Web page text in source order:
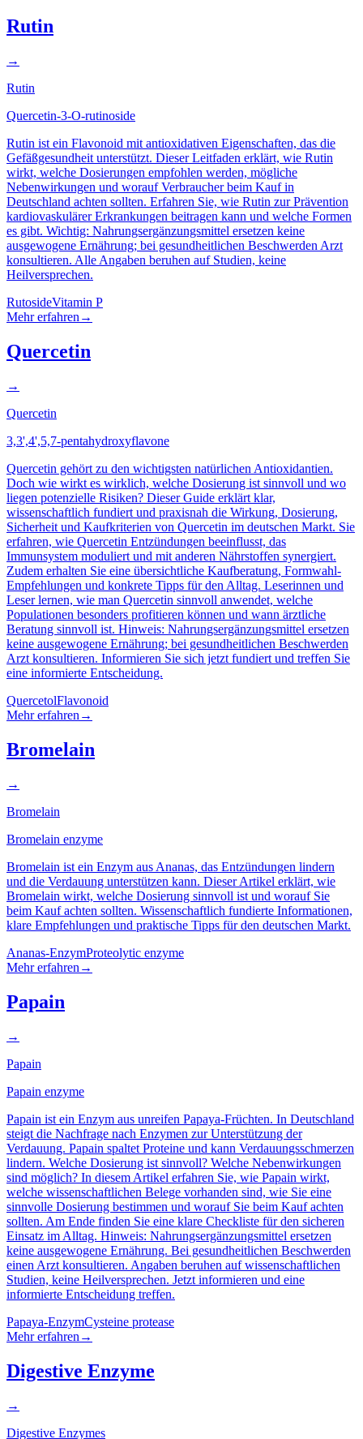
Rutin
→
Rutin
Quercetin-3-O-rutinoside
Rutin ist ein Flavonoid mit antioxidativen Eigenschaften, das die
Gefäßgesundheit unterstützt. Dieser Leitfaden erklärt, wie Rutin
wirkt, welche Dosierungen empfohlen werden, mögliche
Nebenwirkungen und worauf Verbraucher beim Kauf in
Deutschland achten sollten. Erfahren Sie, wie Rutin zur Prävention
kardiovaskulärer Erkrankungen beitragen kann und welche Formen
es gibt. Wichtig: Nahrungsergänzungsmittel ersetzen keine
ausgewogene Ernährung; bei gesundheitlichen Beschwerden Arzt
konsultieren. Alle Angaben beruhen auf Studien, keine
Heilversprechen.
RutosideVitamin P
Mehr erfahren →
Quercetin
→
Quercetin
3,3',4',5,7-pentahydroxyflavone
Quercetin gehört zu den wichtigsten natürlichen Antioxidantien.
Doch wie wirkt es wirklich, welche Dosierung ist sinnvoll und wo
liegen potenzielle Risiken? Dieser Guide erklärt klar,
wissenschaftlich fundiert und praxisnah die Wirkung, Dosierung,
Sicherheit und Kaufkriterien von Quercetin im deutschen Markt. Sie
erfahren, wie Quercetin Entzündungen beeinflusst, das
Immunsystem moduliert und mit anderen Nährstoffen synergiert.
Zudem erhalten Sie eine übersichtliche Kaufberatung, Formwahl-
Empfehlungen und konkrete Tipps für den Alltag. Leserinnen und
Leser lernen, wie man Quercetin sinnvoll anwendet, welche
Populationen besonders profitieren können und wann ärztliche
Beratung sinnvoll ist. Hinweis: Nahrungsergänzungsmittel ersetzen
keine ausgewogene Ernährung; bei gesundheitlichen Beschwerden
Arzt konsultieren. Informieren Sie sich jetzt fundiert und treffen Sie
eine informierte Entscheidung.
QuercetolFlavonoid
Mehr erfahren →
Bromelain
→
Bromelain
Bromelain enzyme
Bromelain ist ein Enzym aus Ananas, das Entzündungen lindern
und die Verdauung unterstützen kann. Dieser Artikel erklärt, wie
Bromelain wirkt, welche Dosierung sinnvoll ist und worauf Sie
beim Kauf achten sollten. Wissenschaftlich fundierte Informationen,
klare Empfehlungen und praktische Tipps für den deutschen Markt.
Ananas-EnzymProteolytic enzyme
Mehr erfahren →
Papain
→
Papain
Papain enzyme
Papain ist ein Enzym aus unreifen Papaya-Früchten. In Deutschland
steigt die Nachfrage nach Enzymen zur Unterstützung der
Verdauung. Papain spaltet Proteine und kann Verdauungsschmerzen
lindern. Welche Dosierung ist sinnvoll? Welche Nebenwirkungen
sind möglich? In diesem Artikel erfahren Sie, wie Papain wirkt,
welche wissenschaftlichen Belege vorhanden sind, wie Sie eine
sinnvolle Dosierung bestimmen und worauf Sie beim Kauf achten
sollten. Am Ende finden Sie eine klare Checkliste für den sicheren
Einsatz im Alltag. Hinweis: Nahrungsergänzungsmittel ersetzen
keine ausgewogene Ernährung. Bei gesundheitlichen Beschwerden
einen Arzt konsultieren. Angaben beruhen auf wissenschaftlichen
Studien, keine Heilversprechen. Jetzt informieren und eine
informierte Entscheidung treffen.
Papaya-EnzymCysteine protease
Mehr erfahren →
Digestive Enzyme
→
Digestive Enzymes